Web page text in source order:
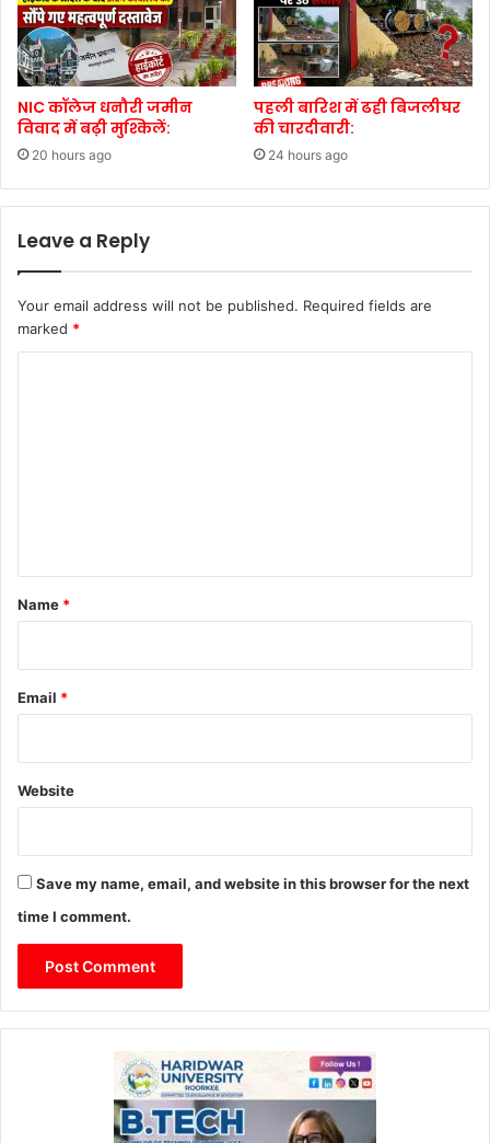
NIC कॉलेज धनौरी जमीन
विवाद में बढ़ी मुश्किलें:
20 hours ago
पहली बारिश में ढही बिजलीघर
की चारदीवारी:
24 hours ago
Leave a Reply
Your email address will not be published. Required fields are
marked *
*
Name *
Email *
Website
Save my name, email, and website in this browser for the next
time I comment.